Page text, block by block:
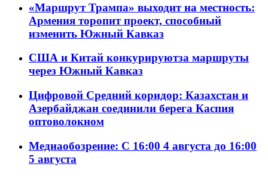
«Маршрут Трампа» выходит на местность:
Армения торопит проект, способный
изменить Южный Кавказ
США и Китай конкурируютза маршруты
через Южный Кавказ
Цифровой Средний коридор: Казахстан и
Азербайджан соединили берега Каспия
оптоволокном
Медиаобозрение: С 16:00 4 августа до 16:00
5 августа